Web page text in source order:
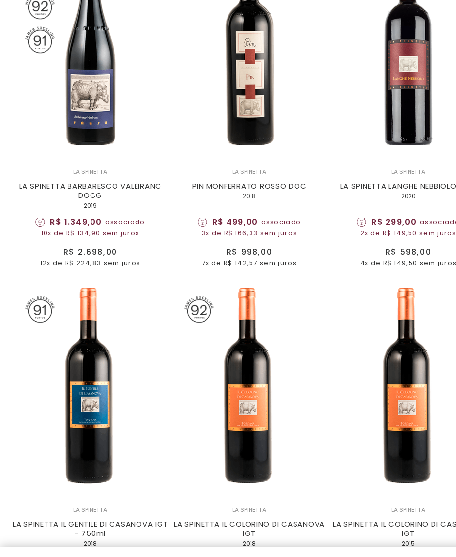
LA SPINETTA
LA SPINETTA BARBARESCO VALEIRANO
DOCG
2019
R$ 1.349,00 associado
10x de R$ 134,90 sem juros
R$ 2.698,00
12x de R$ 224,83 sem juros
LA SPINETTA
PIN MONFERRATO ROSSO DOC
2018
R$ 499,00 associado
3x de R$ 166,33 sem juros
R$ 998,00
7x de R$ 142,57 sem juros
LA SPINETTA
LA SPINETTA LANGHE
2020
R$ 299,00
2x de R$ 149,50 sem juros
R$ 598,00
4x de R$ 149,50 sem juros
LA SPINETTA
LA SPINETTA IL GENTILE DI CASANOVA IGT
- 750ml
2018
LA SPINETTA
LA SPINETTA IL COLORINO DI CASANOVA
IGT
2018
LA SPINETTA
LA SPINETTA IL COLORINO DI
IGT
2015